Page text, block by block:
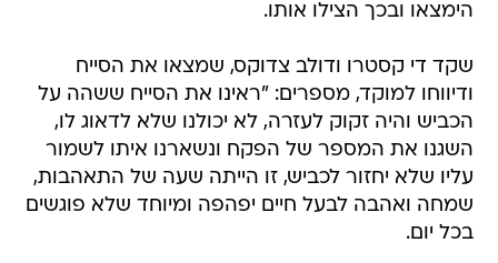
הימצאו ובכך הצילו אותו.
שקד די קסטרו ודולב צדוקס, שמצאו את הסייח
ודיווחו למוקד, מספרים: "ראינו את הסייח ששהה על
הכביש והיה זקוק לעזרה, לא יכולנו שלא לדאוג לו,
השגנו את המספר של הפקח ונשארנו איתו לשמור
עליו שלא יחזור לכביש, זו הייתה שעה של התאהבות,
שמחה ואהבה לבעל חיים יפהפה ומיוחד שלא פוגשים
בכל יום.